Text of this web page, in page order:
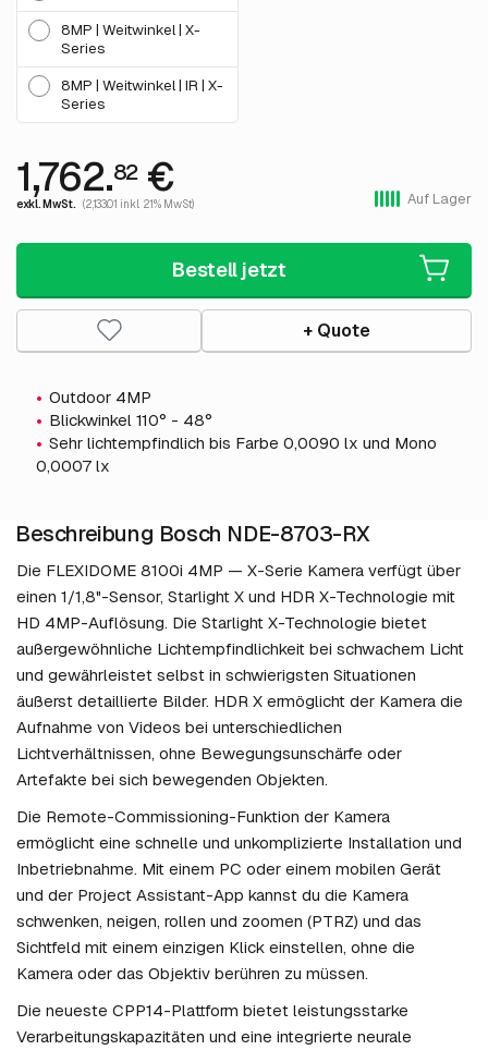
8MP | Weitwinkel | X-
Series
8MP | Weitwinkel | IR | X-
Series
1,762.82€
exkl. MwSt. (2,133.01 inkl. 21% MwSt) Auf Lager
Bestell jetzt
+ Quote
Outdoor 4MP
Blickwinkel 110° - 48°
Sehr lichtempfindlich bis Farbe 0,0090 lx und Mono
0,0007 lx
Beschreibung Bosch NDE-8703-RX
Die FLEXIDOME 8100i 4MP — X-Serie Kamera verfügt über
einen 1/1,8"-Sensor, Starlight X und HDR X-Technologie mit
HD 4MP-Auflösung. Die Starlight X-Technologie bietet
außergewöhnliche Lichtempfindlichkeit bei schwachem Licht
und gewährleistet selbst in schwierigsten Situationen
äußerst detaillierte Bilder. HDR X ermöglicht der Kamera die
Aufnahme von Videos bei unterschiedlichen
Lichtverhältnissen, ohne Bewegungsunschärfe oder
Artefakte bei sich bewegenden Objekten.
Die Remote-Commissioning-Funktion der Kamera
ermöglicht eine schnelle und unkomplizierte Installation und
Inbetriebnahme. Mit einem PC oder einem mobilen Gerät
und der Project Assistant-App kannst du die Kamera
schwenken, neigen, rollen und zoomen (PTRZ) und das
Sichtfeld mit einem einzigen Klick einstellen, ohne die
Kamera oder das Objektiv berühren zu müssen.
Die neueste CPP14-Plattform bietet leistungsstarke
Verarbeitungskapazitäten und eine integrierte neurale